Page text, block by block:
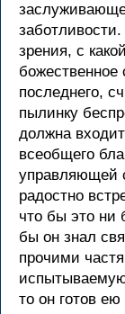
зрения, с
божественное
последнего,
пылинку
должна
всеобщего
управляющей
радостно
что бы это ни
бы он знал
прочими
то он готов